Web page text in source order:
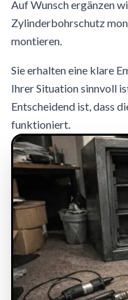
Auf Wunsch ergänzen
Zylinderbohrschutz
montieren.
Sie erhalten eine klare
Ihrer Situation sinnvoll
Entscheidend ist, dass
funktioniert.